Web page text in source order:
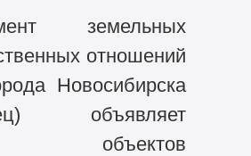
земельных
отношений
Новосибирска
объявляет
объектов